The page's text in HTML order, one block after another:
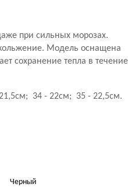
при сильных морозах.
Модель оснащена
сохранение тепла в течение
34 - 22см; 35 - 22,5см.
Черный